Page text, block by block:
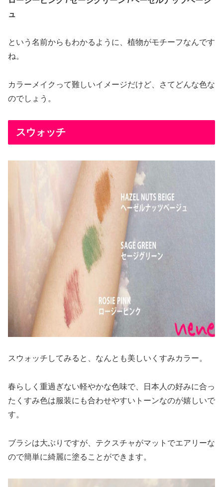
ュ
という名前からもわかるように、植物がモチーフなんです
ね。
カラーメイクって難しいイメージだけど、さてどんな色な
のでしょう。
スウォッチ
スウォッチしてみると、なんとも美しいくすみカラー。
春らしく重過ぎない軽やかな色味で、日本人の好みに合っ
たくすみ色は服装にも合わせやすいトーンなのが嬉しいで
す。
ブラシは大ぶりですが、テクスチャがマットでエアリーな
ので簡単に綺麗に塗ることができます。